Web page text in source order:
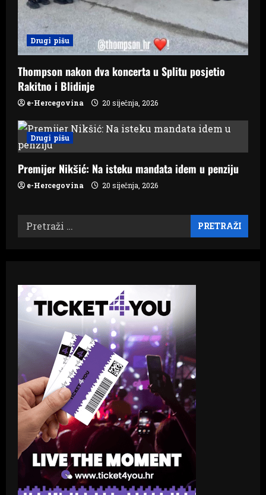
Drugi pišu
Thompson nakon dva koncerta u Splitu posjetio
Rakitno i Blidinje
e-Hercegovina 20 siječnja, 2026
Drugi pišu
Premijer Nikšić: Na isteku mandata idem u penziju
e-Hercegovina 20 siječnja, 2026
Pretraži: